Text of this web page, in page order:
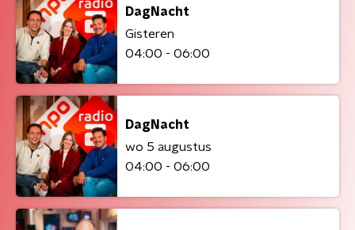
DagNacht
Gisteren
04:00 - 06:00
DagNacht
wo 5 augustus
04:00 - 06:00